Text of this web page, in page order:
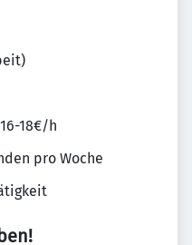
18€/h
pro Woche